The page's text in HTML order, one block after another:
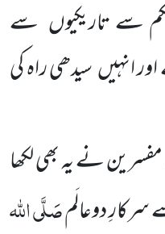
سے تاریکیوں سے
انہیں سیدھی راہ کی
نے یہ بھی لکھا
سرکارِ دوعالَمصَلَّی اللہ